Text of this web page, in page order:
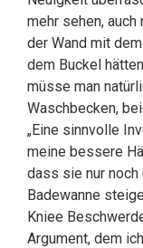
mehr sehen,
der Wand mit
dem Buckel
müsse man
Waschbecken,
„Eine sinnvolle
meine bessere
dass sie nur
Badewanne
Kniee
Argument, dem